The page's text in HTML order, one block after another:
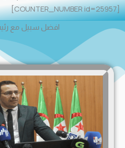
[COUNTER_NUMBER id=25957]
افضل سبيل مع